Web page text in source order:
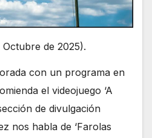
de 2025).
con un programa en
el videojuego ‘A
de divulgación
nos habla de ‘Farolas